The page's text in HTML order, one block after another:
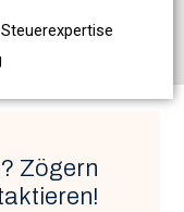
Zögern